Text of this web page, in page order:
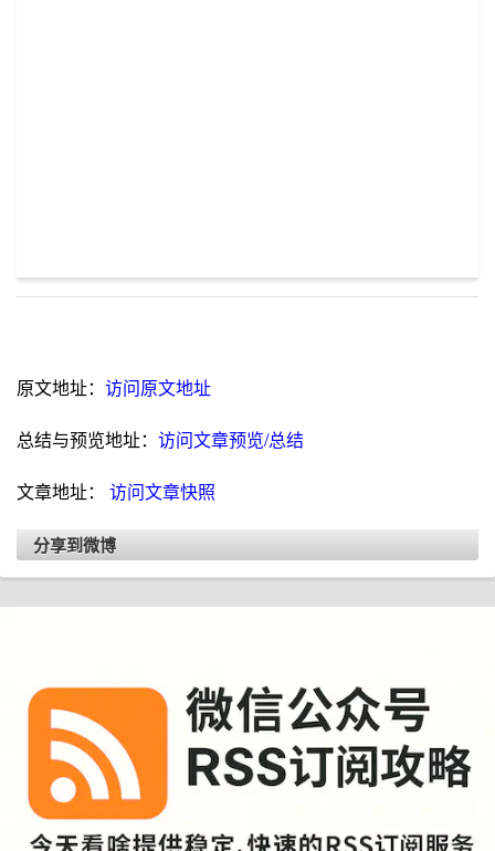
原文地址： 访问原文地址
总结与预览地址： 访问文章预览/总结
文章地址： 访问文章快照
分享到微博